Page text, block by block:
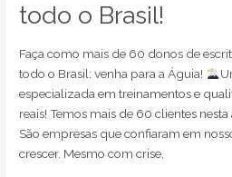
todo o Brasil!
Faça como mais de 60 donos de
todo o Brasil: venha para a Águia!
especializada em treinamentos e
reais! Temos mais de 60 clientes
São empresas que confiaram em
crescer. Mesmo com crise,